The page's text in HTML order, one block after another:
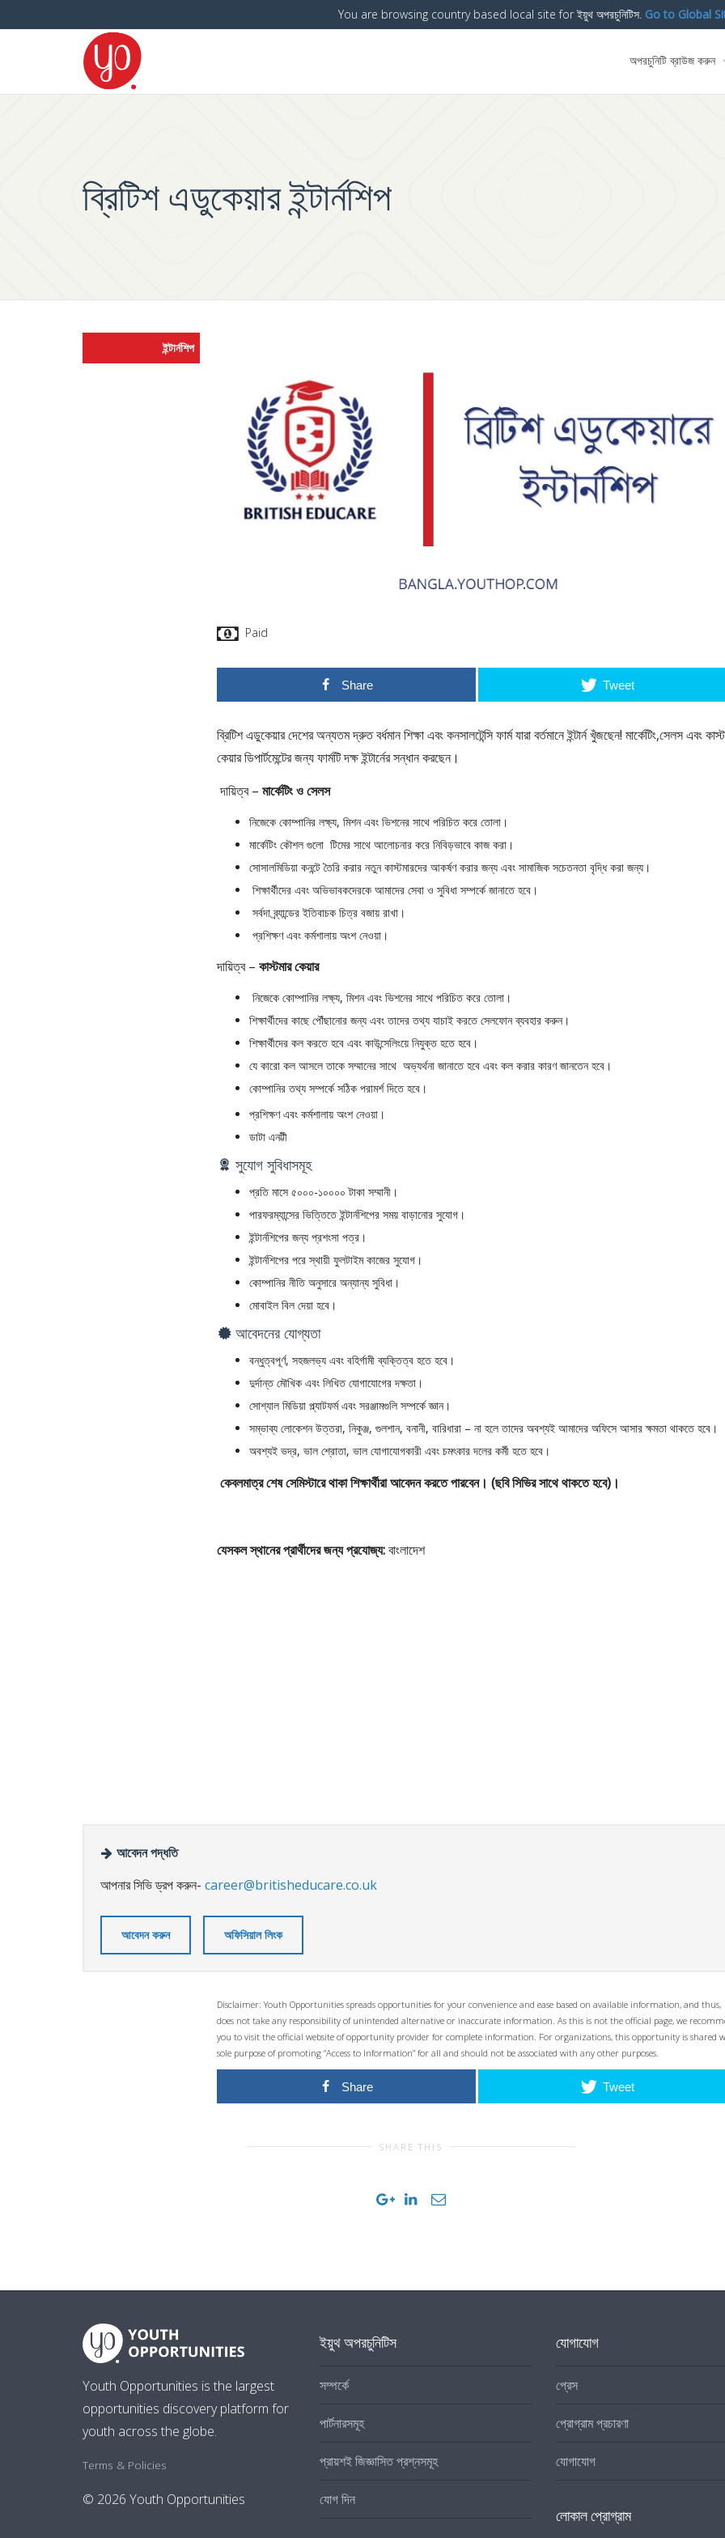
অপরচুনিটি ব্রাউজ করুন
ব্রিটিশ এডুকেয়ার ইন্টার্নশিপ
ইন্টার্নশিপ
Paid
Share Tweet
ব্রিটিশ এডুকেয়ার দেশের অন্যতম দ্রুত বর্ধমান শিক্ষা এবং কনসালটেন্সি ফার্ম যারা বর্তমানে ইন্টার্ন খুঁজছেন! মার্কেটিং,সেলস এবং
কেয়ার ডিপার্টমেন্টের জন্য ফার্মটি দক্ষ ইন্টার্নের সন্ধান করছেন।
দায়িত্ব – মার্কেটিং ও সেলস
নিজেকে কোম্পানির লক্ষ্য, মিশন এবং ভিশনের সাথে পরিচিত করে তোলা।
মার্কেটিং কৌশল গুলো টিমের সাথে আলোচনার করে নিবিড়ভাবে কাজ করা।
সোসালমিডিয়া কনন্টে তৈরি করার নতুন কাস্টমারদের আকর্ষণ করার জন্য এবং সামাজিক সচেতনতা বৃদ্ধি করা জন্য।
শিক্ষার্থীদের এবং অভিভাবকদেরকে আমাদের সেবা ও সুবিধা সম্পর্কে জানাতে হবে।
সর্বদা ব্র্যান্ডের ইতিবাচক চিত্র বজায় রাখা।
প্রশিক্ষণ এবং কর্মশালায় অংশ নেওয়া।
দায়িত্ব – কাস্টমার কেয়ার
নিজেকে কোম্পানির লক্ষ্য, মিশন এবং ভিশনের সাথে পরিচিত করে তোলা।
শিক্ষার্থীদের কাছে পৌঁছানোর জন্য এবং তাদের তথ্য যাচাই করতে সেলফোন ব্যবহার করুন।
শিক্ষার্থীদের কল করতে হবে এবং কাউন্সেলিংয়ে নিযুক্ত হতে হবে।
যে কারো কল আসলে তাকে সম্মানের সাথে অভ্যর্থনা জানাতে হবে এবং কল করার কারণ জানতেন হবে।
কোম্পানির তথ্য সম্পর্কে সঠিক পরামর্শ দিতে হবে।
প্রশিক্ষণ এবং কর্মশালায় অংশ নেওয়া।
ডাটা এনট্টী
সুযোগ সুবিধাসমূহ
প্রতি মাসে ৫০০০-১০০০০ টাকা সম্মানী।
পারফরম্যান্সের ভিত্তিতে ইন্টার্নশিপের সময় বাড়ানোর সুযোগ।
ইন্টার্নশিপের জন্য প্রশংসা পত্র।
ইন্টার্নশিপের পরে স্থায়ী ফুলটাইম কাজের সুযোগ।
কোম্পানির নীতি অনুসারে অন্যান্য সুবিধা।
মোবাইল বিল দেয়া হবে।
আবেদনের যোগ্যতা
বন্ধুত্বপূর্ণ, সহজলভ্য এবং বহির্গামী ব্যক্তিত্ব হতে হবে।
দুর্দান্ত মৌখিক এবং লিখিত যোগাযোগের দক্ষতা।
সোশ্যাল মিডিয়া প্ল্যাটফর্ম এবং সরঞ্জামগুলি সম্পর্কে জ্ঞান।
সম্ভাব্য লোকেশন উত্তরা, নিকুঞ্জ, গুলশান, বনানী, বারিধারা – না হলে তাদের অবশ্যই আমাদের অফিসে আসার ক্ষমতা থাকতে হবে।
অবশ্যই ভদ্র, ভাল শ্রোতা, ভাল যোগাযোগকারী এবং চমৎকার দলের কর্মী হতে হবে।
কেবলমাত্র শেষ সেমিস্টারে থাকা শিক্ষার্থীরা আবেদন করতে পারবেন। (ছবি সিভির সাথে থাকতে হবে)।
যেসকল স্থানের প্রার্থীদের জন্য প্রযোজ্য:বাংলাদেশ
আবেদন পদ্ধতি
আপনার সিভি ড্রপ করুন- career@britisheducare.co.uk
আবেদন করুন অফিসিয়াল লিংক
Disclaimer: Youth Opportunities spreads opportunities for your convenience and ease based on available information, and thus,
does not take any responsibility of unintended alternative or inaccurate information. As this is not the official page, we
you to visit the official website of opportunity provider for complete information. For organizations, this opportunity is shared
sole purpose of promoting “Access to Information” for all and should not be associated with any other purposes.
Share Tweet
SHARE THIS
Youth Opportunities is the largest
opportunities discovery platform for
youth across the globe.
Terms & Policies
© 2026 Youth Opportunities
ইয়ুথ অপরচুনিটিস
সম্পর্কে
পার্টনারসমূহ
প্রায়শই জিজ্ঞাসিত প্রশ্নসমূহ
যোগ দিন
যোগাযোগ
প্রেস
প্রোগ্রাম প্রচারণা
যোগাযোগ
লোকাল প্রোগ্রাম
You are browsing country based local site for ইয়ুথ অপরচুনিটিস. Go to Global